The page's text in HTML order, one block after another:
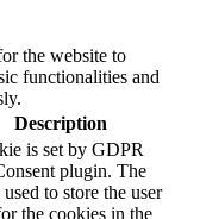
the website to
functionalities and
Description
is set by GDPR
plugin. The
to store the user
the cookies in the